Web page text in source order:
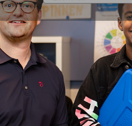
van hun middelbare schooltijd.
verschenen er originele